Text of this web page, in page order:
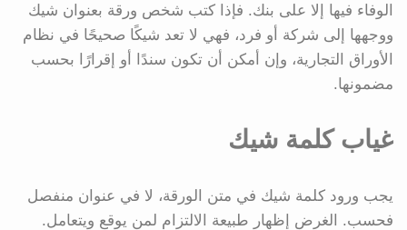
الوفاء فيها إلا على بنك. فإذا كتب شخص ورقة بعنوان شيك
ووجهها إلى شركة أو فرد، فهي لا تعد شيكًا صحيحًا في نظام
الأوراق التجارية، وإن أمكن أن تكون سندًا أو إقرارًا بحسب
مضمونها.
غياب كلمة شيك
يجب ورود كلمة شيك في متن الورقة، لا في عنوان منفصل
فحسب. الغرض إظهار طبيعة الالتزام لمن يوقع ويتعامل.